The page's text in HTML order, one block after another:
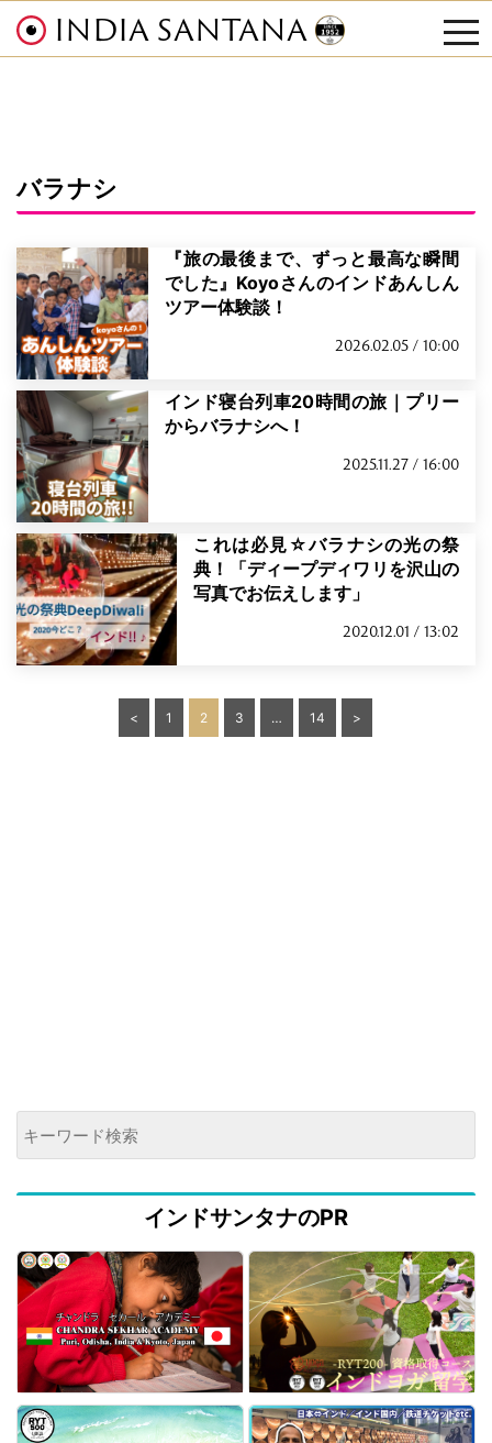
INDIA SANTANA
バラナシ
『旅の最後まで、ずっと最高な瞬間
でした』Koyoさんのインドあんしん
ツアー体験談！
2026.02.05 / 10:00
インド寝台列車20時間の旅｜プリー
からバラナシへ！
2025.11.27 / 16:00
これは必見☆バラナシの光の祭
典！「ディープディワリを沢山の
写真でお伝えします」
2020.12.01 / 13:02
稿
< 1 2 3 … 14 >
インドサンタナのPR